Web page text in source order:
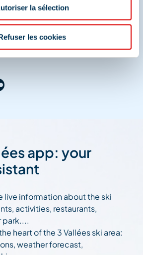
la sélection
les cookies
moments in
media
app: your
live information about the ski
activities, restaurants,
park....
heart of the 3 Vallées ski area:
weather forecast,